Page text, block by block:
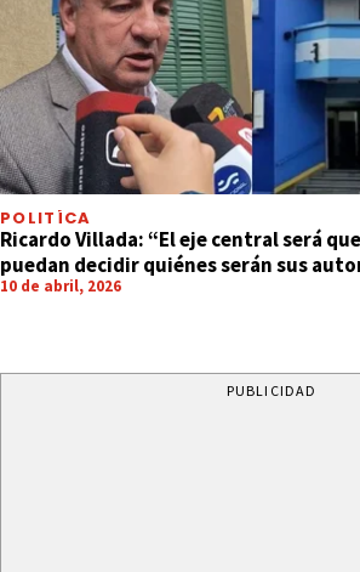
POLITÍCA
Ricardo Villada: “El eje central será
puedan decidir quiénes serán sus
10 de abril, 2026
PUBLICIDAD